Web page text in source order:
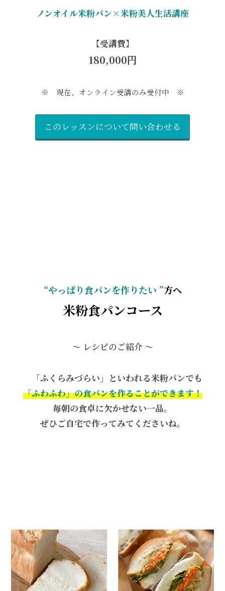
ノンオイル米粉パン×米粉美人生活講座
【受講費】
180,000円
※ 現在、オンライン受講のみ受付中 ※
このレッスンについて問い合わせる
“やっぱり食パンを作りたい ”方へ
米粉食パンコース
～ レシピのご紹介 ～
「ふくらみづらい」といわれる米粉パンでも
「ふわふわ」の食パンを作ることができます！
毎朝の食卓に欠かせない一品。
ぜひご自宅で作ってみてくださいね。